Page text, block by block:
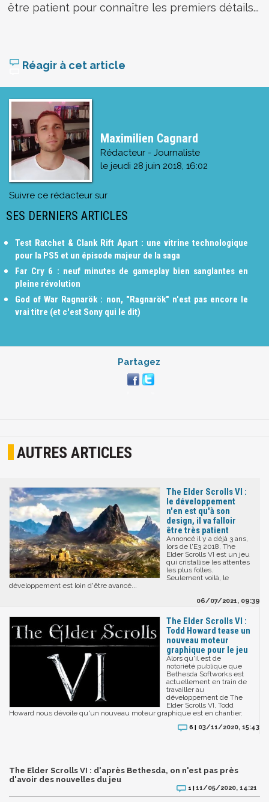
être patient pour connaître les premiers détails...
Réagir à cet article
Maximilien Cagnard
Rédacteur - Journaliste
le jeudi 28 juin 2018, 16:02
Suivre ce rédacteur sur
SES DERNIERS ARTICLES
Test Ratchet & Clank Rift Apart : une vitrine technologique
pour la PS5 et un épisode majeur de la saga
Far Cry 6 : neuf minutes de gameplay bien sanglantes en
pleine révolution
God of War Ragnarök : non, "Ragnarök" n'est pas encore le
vrai titre (et c'est Sony qui le dit)
Partagez
AUTRES ARTICLES
The Elder Scrolls VI :
le développement
n'en est qu'à son
design, il va falloir
être très patient
Annoncé il y a déjà 3 ans,
lors de l'E3 2018, The
Elder Scrolls VI est un jeu
qui cristallise les attentes
les plus folles.
Seulement voilà, le
développement est loin d'être avancé...
06/07/2021, 09:39
The Elder Scrolls VI :
Todd Howard tease un
nouveau moteur
graphique pour le jeu
Alors qu'il est de
notoriété publique que
Bethesda Softworks est
actuellement en train de
travailler au
développement de The
Elder Scrolls VI, Todd
Howard nous dévoile qu'un nouveau moteur graphique est en chantier.
6 | 03/11/2020, 15:43
The Elder Scrolls VI : d'après Bethesda, on n'est pas près
d'avoir des nouvelles du jeu
1 | 11/05/2020, 14:21